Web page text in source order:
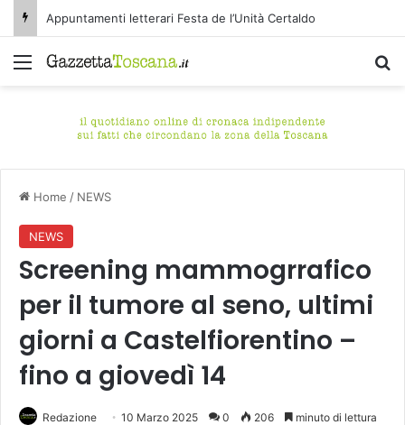
Appuntamenti letterari Festa de l’Unità Certaldo
Menu
Home / NEWS
NEWS
Screening mammogrrafico
per il tumore al seno, ultimi
giorni a Castelfiorentino –
fino a giovedì 14
Redazione 10 Marzo 2025 0 206 minuto di lettura